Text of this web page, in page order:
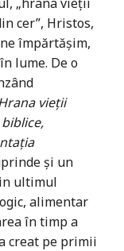
cer”, Hristos,
împărtăşim,
lume. De o
vieţii
şi un
ultimul
alimentar
în timp a
creat pe primii